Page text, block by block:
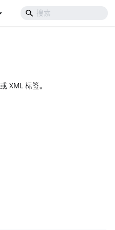
或 XML 标签。